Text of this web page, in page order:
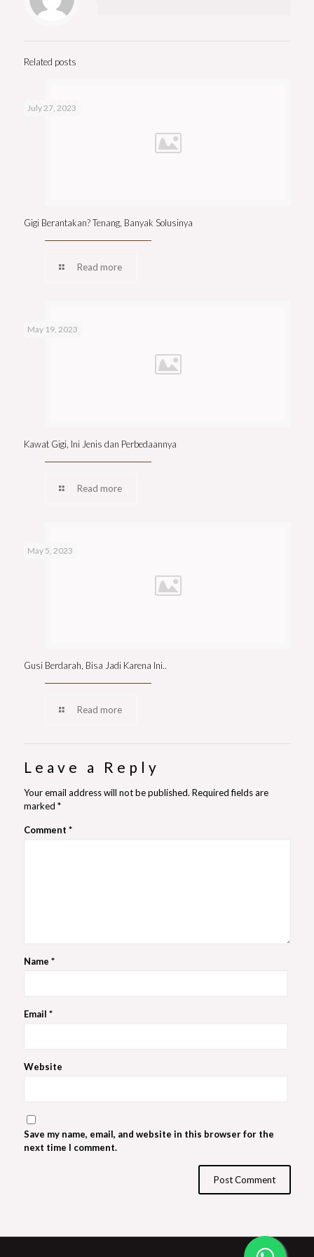
Related posts
July 27, 2023
Gigi Berantakan? Tenang, Banyak Solusinya
Read more
May 19, 2023
Kawat Gigi, Ini Jenis dan Perbedaannya
Read more
May 5, 2023
Gusi Berdarah, Bisa Jadi Karena Ini..
Read more
Leave a Reply
Your email address will not be published. Required fields are
marked *
Comment *
Name *
Email *
Website
Save my name, email, and website in this browser for the
next time I comment.